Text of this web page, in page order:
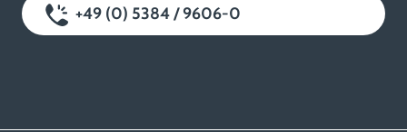
+49 (0) 5384 / 9606-0